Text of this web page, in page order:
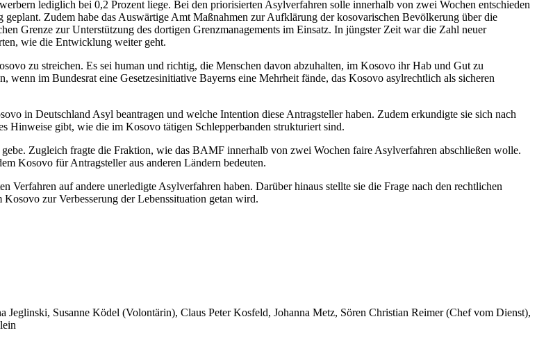
lediglich bei 0,2 Prozent liege. Bei den priorisierten Asylverfahren solle innerhalb von zwei Wochen entschieden
Zudem habe das Auswärtige Amt Maßnahmen zur Aufklärung der kosovarischen Bevölkerung über die
Grenze zur Unterstützung des dortigen Grenzmanagements im Einsatz. In jüngster Zeit war die Zahl neuer
wie die Entwicklung weiter geht.
zu streichen. Es sei human und richtig, die Menschen davon abzuhalten, im Kosovo ihr Hab und Gut zu
im Bundesrat eine Gesetzesinitiative Bayerns eine Mehrheit fände, das Kosovo asylrechtlich als sicheren
in Deutschland Asyl beantragen und welche Intention diese Antragsteller haben. Zudem erkundigte sie sich nach
Hinweise gibt, wie die im Kosovo tätigen Schlepperbanden strukturiert sind.
Zugleich fragte die Fraktion, wie das BAMF innerhalb von zwei Wochen faire Asylverfahren abschließen wolle.
Kosovo für Antragsteller aus anderen Ländern bedeuten.
auf andere unerledigte Asylverfahren haben. Darüber hinaus stellte sie die Frage nach den rechtlichen
zur Verbesserung der Lebenssituation getan wird.
Jeglinski, Susanne Ködel (Volontärin), Claus Peter Kosfeld, Johanna Metz, Sören Christian Reimer (Chef vom Dienst),